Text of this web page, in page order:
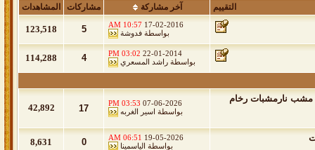
التقييم
آخر مشاركة مشاركات المشاهدات
17-02-2016
10:57 AM
بواسطة فدوشة 5
123,518
22-01-2014
03:02 PM
بواسطة راشد المسعري 4
114,288
مشب نارمشبات رخام 07-06-2026
03:53 PM
بواسطة اسير الغربه 17
42,892
19-05-2026
06:51 AM
بواسطة الياسمينا 0
8,631